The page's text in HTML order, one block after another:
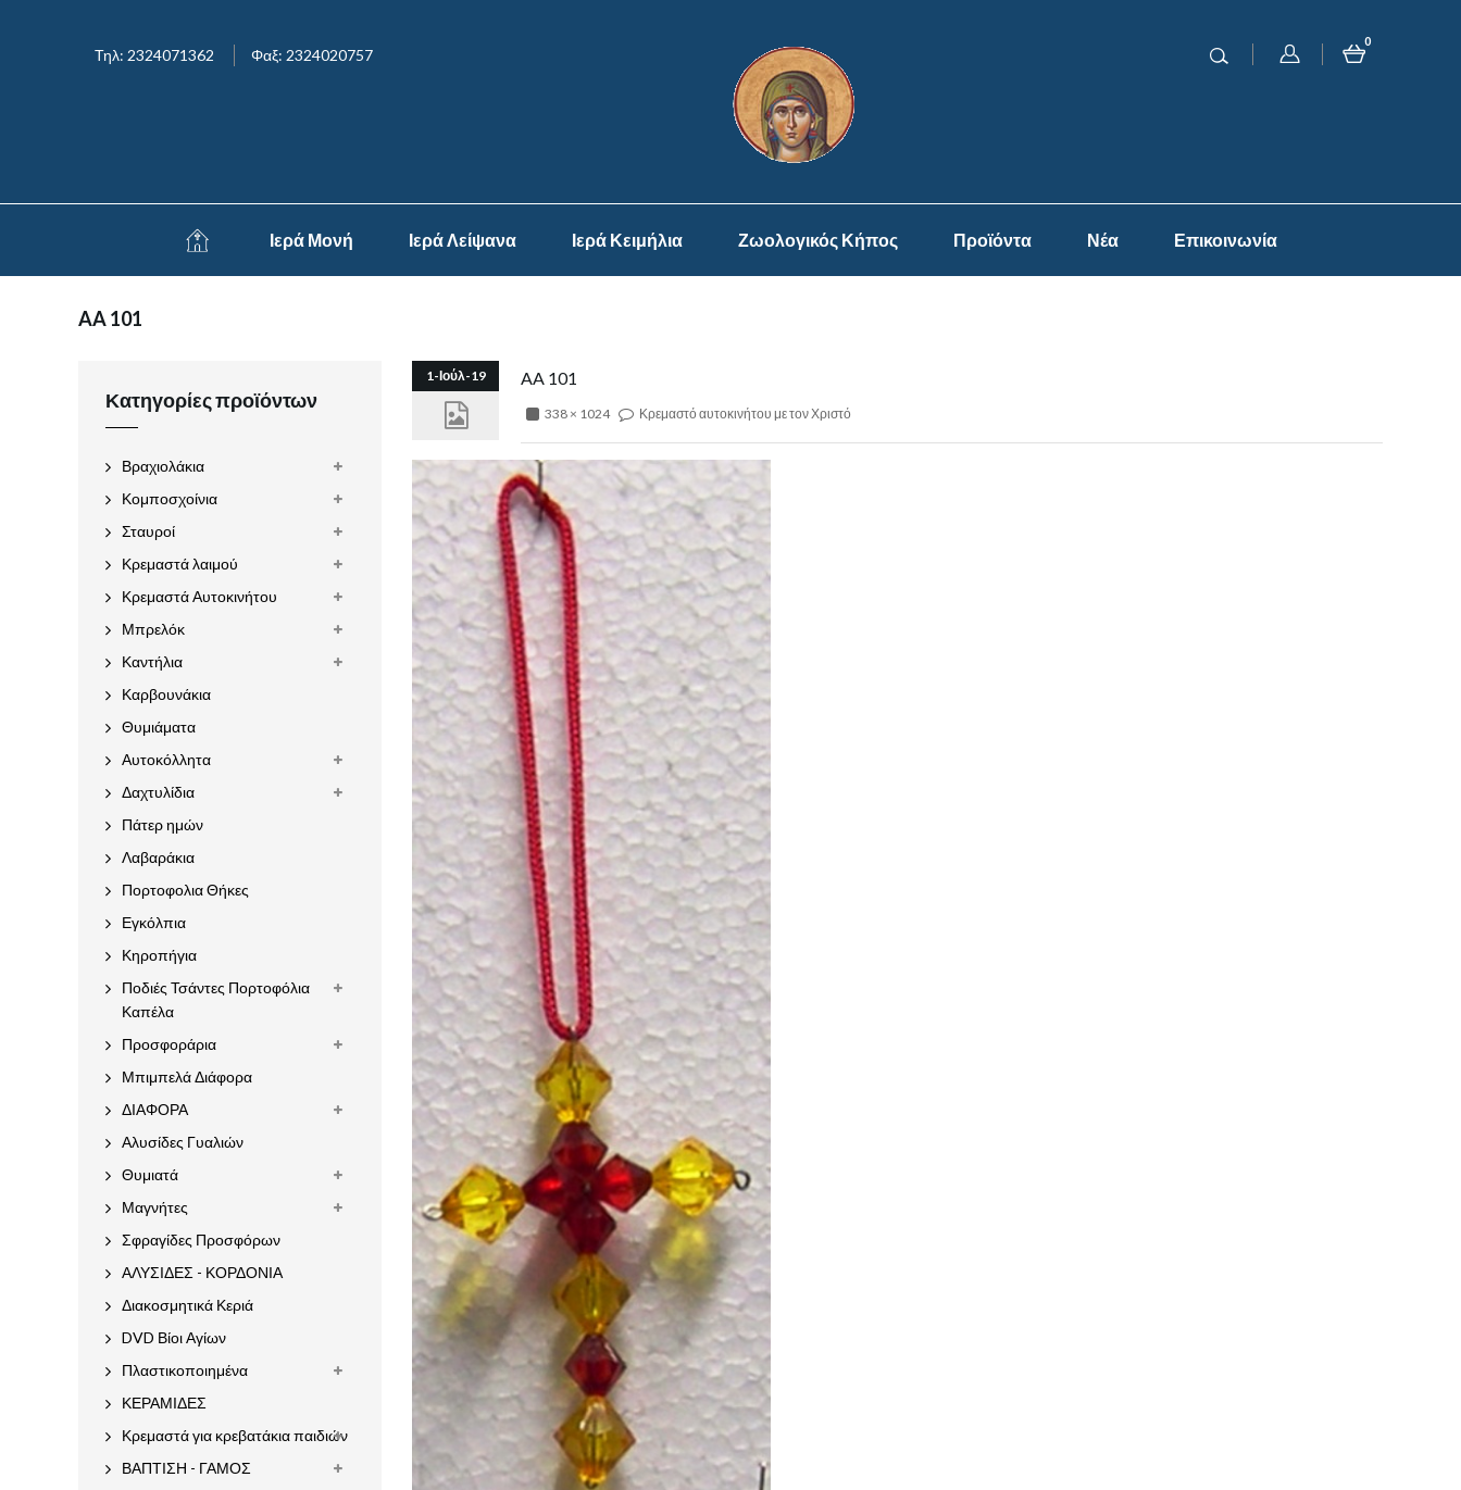
Τηλ: 2324071362 Φαξ: 2324020757
0
Ιερά Μονή Ιερά Λείψανα Ιερά Κειμήλια Ζωολογικός Κήπος Προϊόντα Νέα Επικοινωνία
AA 101
1-Ιούλ-19 AA 101
338 × 1024 Κρεμαστό αυτοκινήτου με τον Χριστό
Κατηγορίες προϊόντων
Βραχιολάκια
Κομποσχοίνια
Σταυροί
Κρεμαστά λαιμού
Κρεμαστά Αυτοκινήτου
Μπρελόκ
Καντήλια
Καρβουνάκια
Θυμιάματα
Αυτοκόλλητα
Δαχτυλίδια
Πάτερ ημών
Λαβαράκια
Πορτοφολια Θήκες
Εγκόλπια
Κηροπήγια
Ποδιές Τσάντες Πορτοφόλια
Καπέλα
Προσφοράρια
Μπιμπελά Διάφορα
ΔΙΑΦΟΡΑ
Αλυσίδες Γυαλιών
Θυμιατά
Μαγνήτες
Σφραγίδες Προσφόρων
ΑΛΥΣΙΔΕΣ - ΚΟΡΔΟΝΙΑ
Διακοσμητικά Κεριά
DVD Βίοι Αγίων
Πλαστικοποιημένα
ΚΕΡΑΜΙΔΕΣ
Κρεμαστά για κρεβατάκια παιδιών
ΒΑΠΤΙΣΗ - ΓΑΜΟΣ